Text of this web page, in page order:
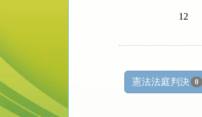
12
憲法法庭判決 0